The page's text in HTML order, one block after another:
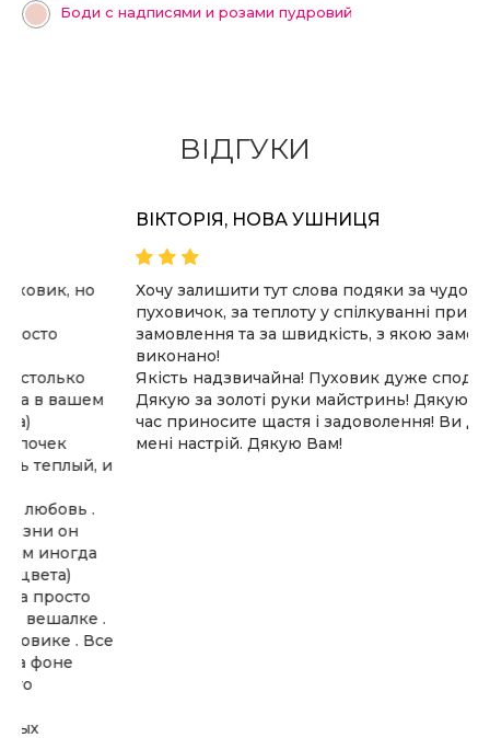
Боди с надписями и розами пудровий
ВІДГУКИ
ВІКТОРІЯ, НОВА УШНИЦЯ
Хочу залишити тут слова подяки за чудовий
пуховичок, за теплоту у спілкуванні при оформленні
замовлення та за швидкість, з якою замовлення було
Якість надзвичайна! Пуховик дуже сподобався!
Дякую за золоті руки майстринь! Дякую, що в такий
час приносите щастя і задоволення! Ви дуже підняли
мені настрій. Дякую Вам!